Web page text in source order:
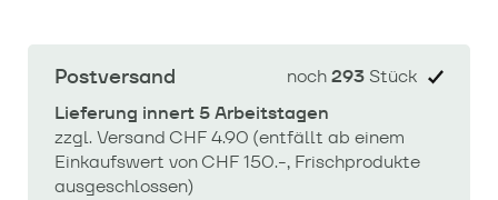
Postversand
Lieferung innert 5 Arbeitstagen
zzgl. Versand CHF 4.90 (entfällt ab einem
Einkaufswert von CHF 150.-, Frischprodukte
ausgeschlossen)
noch293Stück